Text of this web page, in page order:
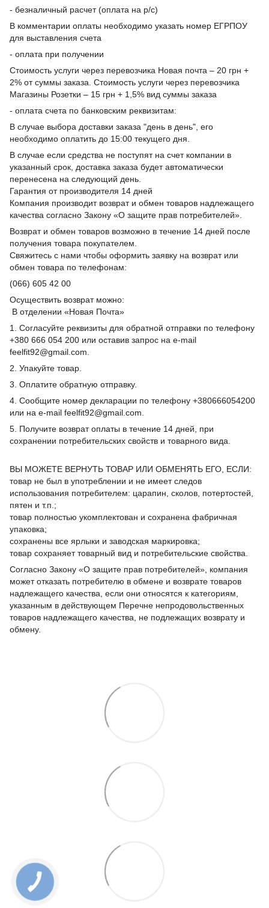
- безналичный расчет (оплата на р/с)
В комментарии оплаты необходимо указать номер ЕГРПОУ
для выставления счета
- оплата при получении
Стоимость услуги через перевозчика Новая почта – 20 грн +
2% от суммы заказа. Стоимость услуги через перевозчика
Магазины Розетки – 15 грн + 1,5% вид суммы заказа
- оплата счета по банковским реквизитам:
В случае выбора доставки заказа "день в день", его
необходимо оплатить до 15:00 текущего дня.
В случае если средства не поступят на счет компании в
указанный срок, доставка заказа будет автоматически
перенесена на следующий день.
Гарантия от производителя 14 дней
Компания производит возврат и обмен товаров надлежащего
качества согласно Закону «О защите прав потребителей».
Возврат и обмен товаров возможно в течение 14 дней после
получения товара покупателем.
Свяжитесь с нами чтобы оформить заявку на возврат или
обмен товара по телефонам:
(066) 605 42 00
Осуществить возврат можно:
В отделении «Новая Почта»
1. Согласуйте реквизиты для обратной отправки по телефону
+380 666 054 200 или оставив запрос на e-mail
feelfit92@gmail.com.
2. Упакуйте товар.
3. Оплатите обратную отправку.
4. Сообщите номер декларации по телефону +380666054200
или на e-mail feelfit92@gmail.com.
5. Получите возврат оплаты в течение 14 дней, при
сохранении потребительских свойств и товарного вида.
ВЫ МОЖЕТЕ ВЕРНУТЬ ТОВАР ИЛИ ОБМЕНЯТЬ ЕГО, ЕСЛИ:
товар не был в употреблении и не имеет следов
использования потребителем: царапин, сколов, потертостей,
пятен и т.п.;
товар полностью укомплектован и сохранена фабричная
упаковка;
сохранены все ярлыки и заводская маркировка;
товар сохраняет товарный вид и потребительские свойства.
Согласно Закону «О защите прав потребителей», компания
может отказать потребителю в обмене и возврате товаров
надлежащего качества, если они относятся к категориям,
указанным в действующем Перечне непродовольственных
товаров надлежащего качества, не подлежащих возврату и
обмену.